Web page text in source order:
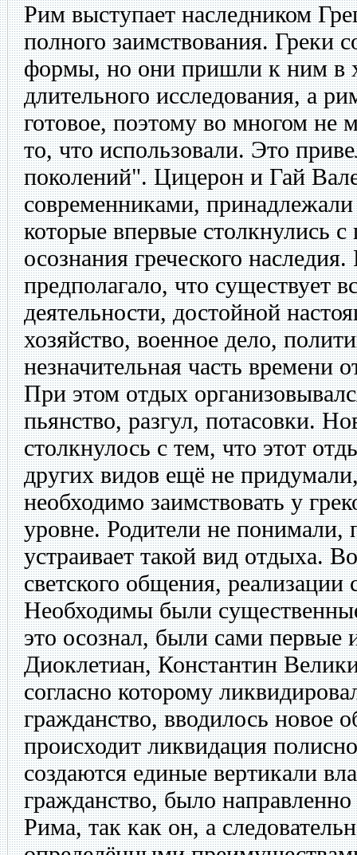
Рим выступает наследником
полного заимствования. Греки
формы, но они пришли к ним в
длительного исследования, а
готовое, поэтому во многом не
то, что использовали. Это
поколений". Цицерон и Гай
современниками,
которые впервые столкнулись
осознания греческого
предполагало, что существует
деятельности, достойной
хозяйство, военное дело,
незначительная часть времени
При этом отдых
пьянство, разгул, потасовки.
столкнулось с тем, что этот
других видов ещё не
необходимо заимствовать у
уровне. Родители не понимали,
устраивает такой вид отдыха.
светского общения, реализации
Необходимы были
это осознал, были сами первые
Диоклетиан, Константин
согласно которому
гражданство, вводилось новое
происходит ликвидация
создаются единые вертикали
гражданство, было
Рима, так как он, а